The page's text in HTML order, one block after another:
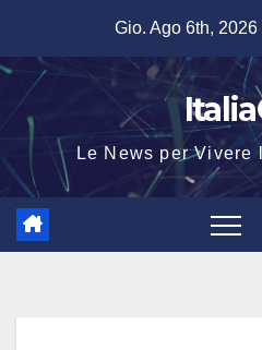
contenuto
Gio. Ago 6th, 2026
Le News per